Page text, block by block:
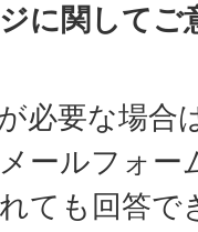
に関してご
必要な場合
ールフォー
ても回答